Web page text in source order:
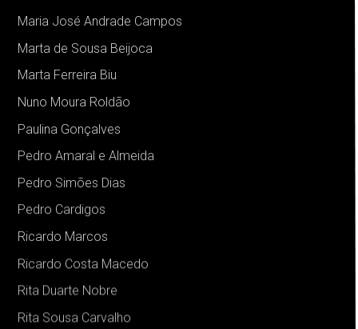
Maria José Andrade Campos
Marta de Sousa Beijoca
Marta Ferreira Biu
Nuno Moura Roldão
Paulina Gonçalves
Pedro Amaral e Almeida
Pedro Simões Dias
Pedro Cardigos
Ricardo Marcos
Ricardo Costa Macedo
Rita Duarte Nobre
Rita Sousa Carvalho